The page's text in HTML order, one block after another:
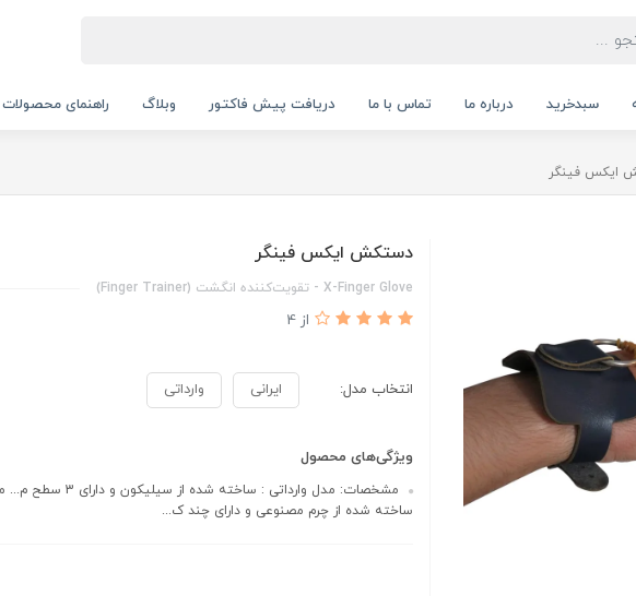
سبدخرید درباره ما تماس با ما دریافت پیش فاکتور وبلاگ راهنمای محصولات
ایکس فینگر
دستکش ایکس فینگر
X-Finger Glove - تقویت‌کننده انگشت (Finger Trainer)
از 4
انتخاب مدل: ایرانی وارداتی
ویژگی‌های محصول
مشخصات: مدل وارداتی : ساخته شده
ساخته شده از چرم مصنوعی و دارای چند ک...